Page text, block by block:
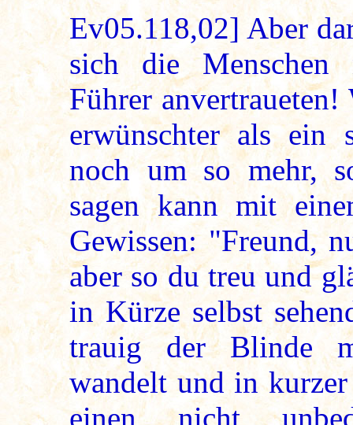
Ev05.118,02] Aber
sich die Menschen
Führer
erwünschter als ein
noch um so mehr,
sagen kann mit
Gewissen: "Freund,
aber so du treu und
in Kürze selbst
trauig der Blinde
wandelt und in
einen nicht